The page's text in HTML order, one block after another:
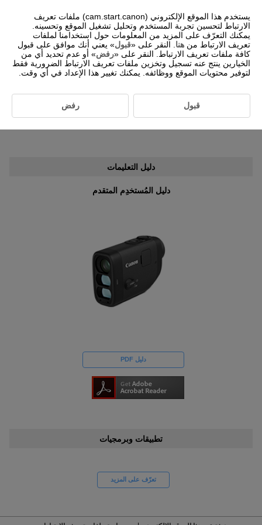
-- اختر المنطقة/البلد -- العربية
للعملاء الذين يستخدمون PowerShot GOLF
دليل التعليمات
دليل المُستخدِم المتقدم
دليل PDF
تطبيقات وبرمجيات
تعرّف على المزيد
يستخدم هذا الموقع الإلكتروني (cam.start.canon) ملفات تعريف
الارتباط لتحسين تجربة المستخدم وتحليل تشغيل الموقع وتحسينه.
يمكنك التعرّف على المزيد من المعلومات حول استخدامنا لملفات
تعريف الارتباط من هنا. النقر على «قبول» يعني أنك موافق على قبول
كافة ملفات تعريف الارتباط. النقر على «رفض» أو عدم تحديد أي من
الخيارين ينتج عنه تسجيل وتخزين ملفات تعريف الارتباط الضرورية فقط
لتوفير محتويات الموقع ووظائفه. يمكنك تغيير هذا الإعداد في أي وقت.
قبول رفض